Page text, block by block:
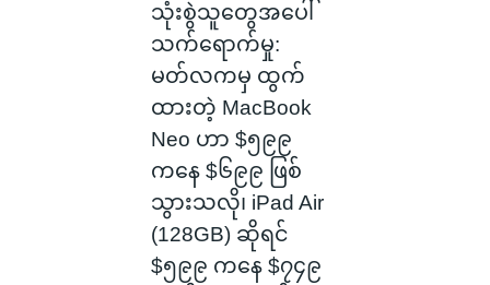
သုံးစွဲသူတွေအပေါ်
သက်ရောက်မှု:
မတ်လကမှ ထွက်
ထားတဲ့ MacBook
Neo ဟာ $၅၉၉
ကနေ $၆၉၉ ဖြစ်
သွားသလို၊ iPad Air
(128GB) ဆိုရင်
$၅၉၉ ကနေ $၇၄၉